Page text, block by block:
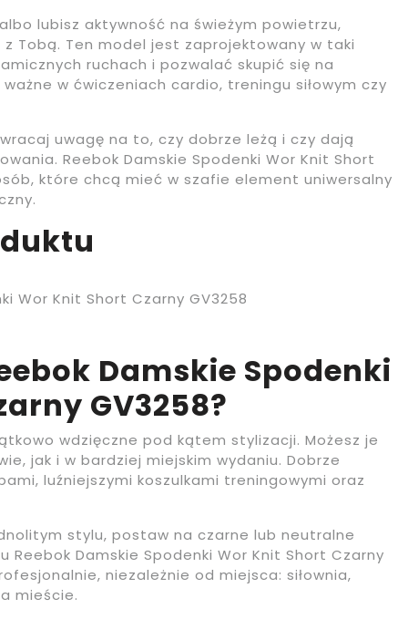
lubisz aktywność na świeżym powietrzu,
Tobą. Ten model jest zaprojektowany w taki
ruchach i pozwalać skupić się na
w ćwiczeniach cardio, treningu siłowym czy
uwagę na to, czy dobrze leżą i czy dają
Reebok Damskie Spodenki Wor Knit Short
które chcą mieć w szafie element uniwersalny
Wor Knit Short Czarny GV3258
Damskie Spodenki
GV3258?
wdzięczne pod kątem stylizacji. Możesz je
jak i w bardziej miejskim wydaniu. Dobrze
luźniejszymi koszulkami treningowymi oraz
stylu, postaw na czarne lub neutralne
Damskie Spodenki Wor Knit Short Czarny
niezależnie od miejsca: siłownia,
mieście.